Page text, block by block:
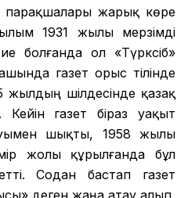
парақшалары жарық көре
1931 жылы мерзімді
болғанда ол «Түрксіб»
газет орыс тілінде
жылдың шілдесінде қазақ
Кейін газет біраз уақыт
шықты, 1958 жылы
жолы құрылғанда бұл
Содан бастап газет
деген жаңа атау алып,